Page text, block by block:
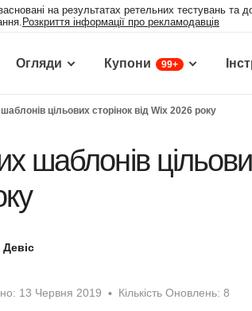
на результатах ретельних тестувань
Розкриття інформації про рекламодавців
Огляди Купони 99+
цільових сторінок від Wix 2026 року
шаблонів
Девіс
13 Червня 2019 Кількість Оновлень: 8